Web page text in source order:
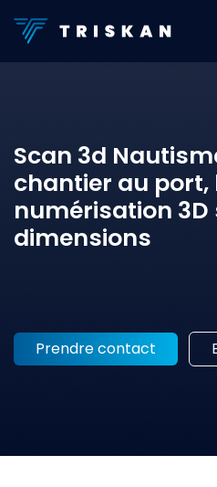
Scan 3d
chantier au port,
numérisation
dimensions
Prendre contact